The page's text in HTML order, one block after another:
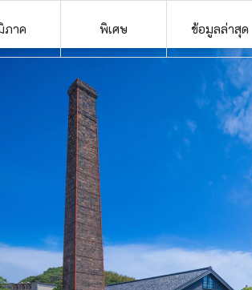
ภาค พิเศษ ข้อมูลล่าสุด